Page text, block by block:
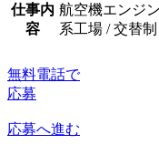
仕事内
容
航空機エンジ
系工場 / 交替制
無料電話で
応募
応募へ進む